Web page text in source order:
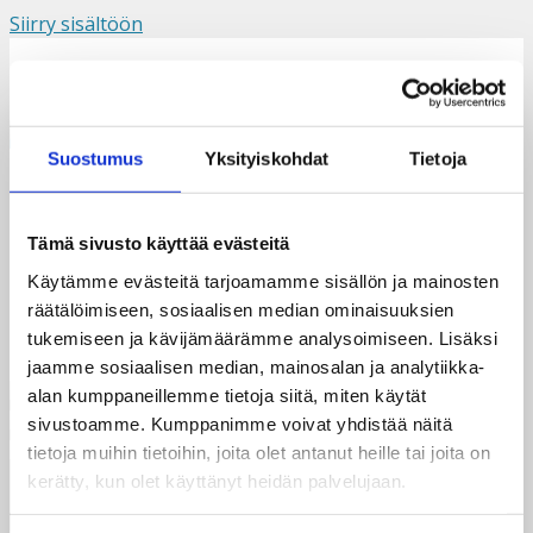
Suostumus Yksityiskohdat Tietoja
Tämä sivusto käyttää evästeitä
Käytämme evästeitä tarjoamamme sisällön ja mainosten
räätälöimiseen, sosiaalisen median ominaisuuksien
tukemiseen ja kävijämäärämme analysoimiseen. Lisäksi
jaamme sosiaalisen median, mainosalan ja analytiikka-
alan kumppaneillemme tietoja siitä, miten käytät
sivustoamme. Kumppanimme voivat yhdistää näitä
tietoja muihin tietoihin, joita olet antanut heille tai joita on
kerätty, kun olet käyttänyt heidän palvelujaan.
Siirry sisältöön
Valikko
Helka-Saarinen